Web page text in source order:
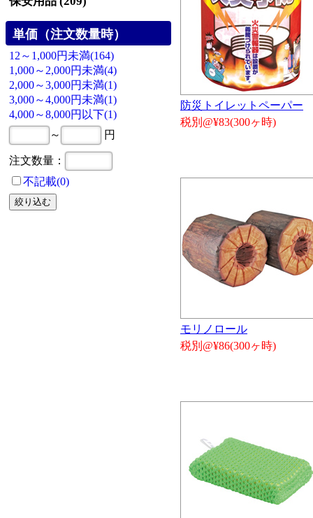
単価（注文数量時）
12～1,000円未満(164)
1,000～2,000円未満(4)
2,000～3,000円未満(1)
3,000～4,000円未満(1)
4,000～8,000円以下(1)
～
円
注文数量：
不記載(0)
防災トイレットペーパー
税別@¥83(300ヶ時)
モリノロール
税別@¥86(300ヶ時)